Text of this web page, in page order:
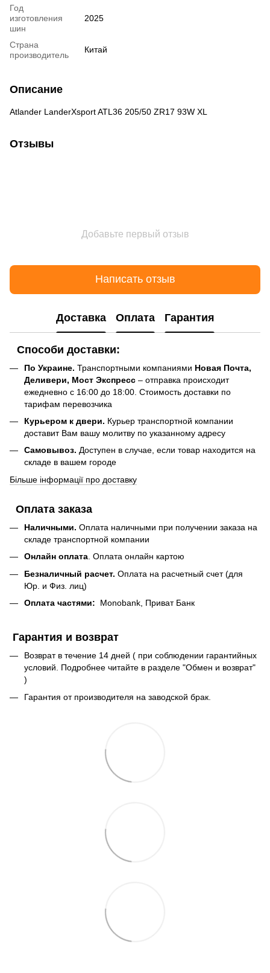
Год
изготовления
шин
2025
Страна
производитель
Китай
Описание
Atlander LanderXsport ATL36 205/50 ZR17 93W XL
Отзывы
Добавьте первый отзыв
Написать отзыв
Доставка Оплата Гарантия
Способи доставки:
По Украине. Транспортными компаниями Новая Почта,
Деливери, Мост Экспресс – отправка происходит
ежедневно с 16:00 до 18:00. Стоимость доставки по
тарифам перевозчика
Курьером к двери. Курьер транспортной компании
доставит Вам вашу молитву по указанному адресу
Самовывоз. Доступен в случае, если товар находится на
складе в вашем городе
Більше інформації про доставку
Оплата заказа
Наличными. Оплата наличными при получении заказа на
складе транспортной компании
Онлайн оплата . Оплата онлайн картою
Безналичный расчет. Оплата на расчетный счет (для
Юр. и Физ. лиц)
Оплата частями: Monobank, Приват Банк
Гарантия и возврат
Возврат в течение 14 дней ( при соблюдении гарантийных
условий. Подробнее читайте в разделе "Обмен и возврат"
)
Гарантия от производителя на заводской брак.